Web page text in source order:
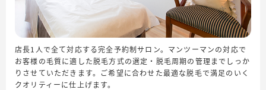
店長1人で全て対応する完全予約制サロン。マンツーマンの対応で
お客様の毛質に適した脱毛方式の選定・脱毛周期の管理までしっか
りさせていただきます。ご希望に合わせた最適な脱毛で満足のいく
クオリティーに仕上げます。